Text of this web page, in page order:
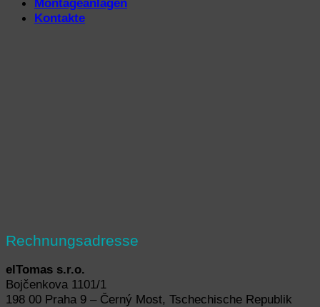
Montageanlagen
Kontakte
Rechnungsadresse
elTomas s.r.o.
Bojčenkova 1101/1
198 00 Praha 9 – Černý Most, Tschechische Republik